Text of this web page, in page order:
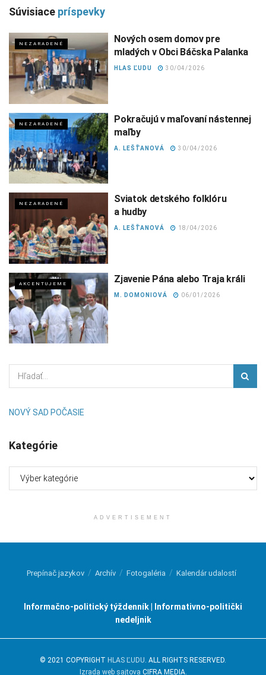
Súvisiace príspevky
NEZARADENÉ
Nových osem domov pre
mladých v Obci Báčska Palanka
HLAS ĽUDU 30/04/2026
NEZARADENÉ
Pokračujú v maľovaní nástennej
maľby
A. LEŠŤANOVÁ 30/04/2026
NEZARADENÉ
Sviatok detského folklóru
a hudby
A. LEŠŤANOVÁ 18/04/2026
AKCENTUJEME Zjavenie Pána alebo Traja králi
M. DOMONIOVÁ 06/01/2026
NOVÝ SAD POČASIE
Kategórie
ADVERTISEMENT
Prepínač jazykov Archív Fotogaléria Kalendár udalostí
Informačno-politický týždenník | Informativno-politički
nedeljnik
© 2021 COPYRIGHT HLAS ĽUDU. ALL RIGHTS RESERVED.
Izrada web sajtova CIFRA MEDIA.